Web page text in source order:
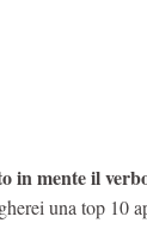
in mente il
una top 10